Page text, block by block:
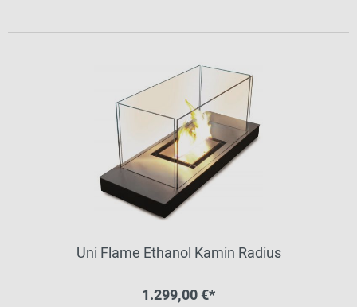
Uni Flame Ethanol Kamin Radius
1.299,00 €*